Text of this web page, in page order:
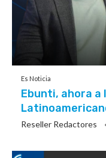
Es Noticia
Ebunti, ahora a
Reseller Redactores